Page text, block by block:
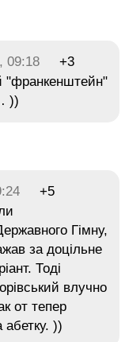
09:18
+3
"франкенштейн"
))
+5
Гімну,
за доцільне
Тоді
влучно
от тепер
абетку. ))